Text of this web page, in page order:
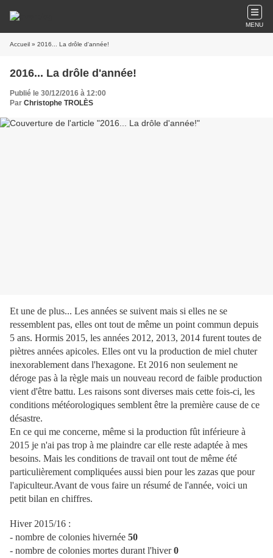
MENU
Accueil » 2016... La drôle d'année!
2016... La drôle d'année!
Publié le 30/12/2016 à 12:00
Par Christophe TROLÈS
Et une de plus... Les années se suivent mais si elles ne se
ressemblent pas, elles ont tout de même un point commun depuis
5 ans. Hormis 2015, les années 2012, 2013, 2014 furent toutes de
piètres années apicoles. Elles ont vu la production de miel chuter
inexorablement dans l'hexagone. Et 2016 non seulement ne
déroge pas à la règle mais un nouveau record de faible production
vient d'être battu. Les raisons sont diverses mais cette fois-ci, les
conditions météorologiques semblent être la première cause de ce
désastre.
En ce qui me concerne, même si la production fût inférieure à
2015 je n'ai pas trop à me plaindre car elle reste adaptée à mes
besoins. Mais les conditions de travail ont tout de même été
particulièrement compliquées aussi bien pour les zazas que pour
l'apiculteur.Avant de vous faire un résumé de l'année, voici un
petit bilan en chiffres.
Hiver 2015/16 :
- nombre de colonies hivernée 50
- nombre de colonies mortes durant l'hiver0